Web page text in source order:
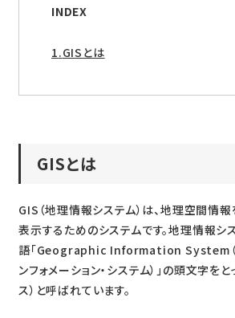
INDEX
GISとは
GISとは
GIS（地理情報システム）は、地理空間情報
表示するためのシステムです。地理情報シ
語「Geographic Information System（ジ
ンフォメーション・システム）」の頭文字を
ス）と呼ばれています。